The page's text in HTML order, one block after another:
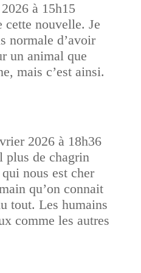
à 15h15
cette nouvelle. Je
normale d’avoir
un animal que
mais c’est ainsi.
2026 à 18h36
plus de chagrin
nous est cher
qu’on connait
tout. Les humains
comme les autres